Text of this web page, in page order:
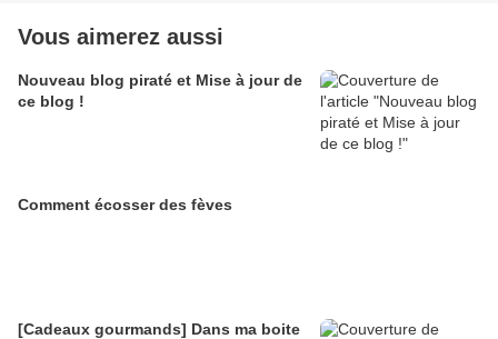
Vous aimerez aussi
Nouveau blog piraté et Mise à jour de
ce blog !
Comment écosser des fèves
[Cadeaux gourmands] Dans ma boite